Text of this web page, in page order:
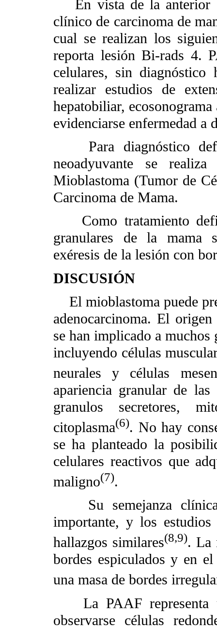
En vista de la anterior
clínico de carcinoma de
cual se realizan los
reporta lesión Bi-rads 4.
celulares, sin diagnóstico
realizar estudios de
hepatobiliar,
evidenciarse enfermedad a
Para diagnóstico
neoadyuvante se
Mioblastoma (Tumor de
Carcinoma de Mama.
Como tratamiento
granulares de la mama
exéresis de la lesión con
DISCUSIÓN
El mioblastoma puede
adenocarcinoma. El
se han implicado a muchos
incluyendo células
neurales y células
apariencia granular de
granulos secretores,
citoplasma(6). No hay
se ha planteado la
celulares reactivos que
maligno(7).
Su semejanza clínica
importante, y los estudios
hallazgos similares(8,9). La
bordes espiculados y en
una masa de bordes
La PAAF representa
observarse células